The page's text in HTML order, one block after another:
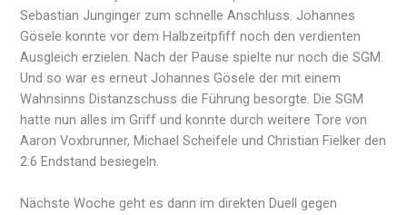
Sebastian Junginger zum schnelle Anschluss. Johannes
Gösele konnte vor dem Halbzeitpfiff noch den verdienten
Ausgleich erzielen. Nach der Pause spielte nur noch die SGM.
Und so war es erneut Johannes Gösele der mit einem
Wahnsinns Distanzschuss die Führung besorgte. Die SGM
hatte nun alles im Griff und konnte durch weitere Tore von
Aaron Voxbrunner, Michael Scheifele und Christian Fielker den
2:6 Endstand besiegeln.
Nächste Woche geht es dann im direkten Duell gegen